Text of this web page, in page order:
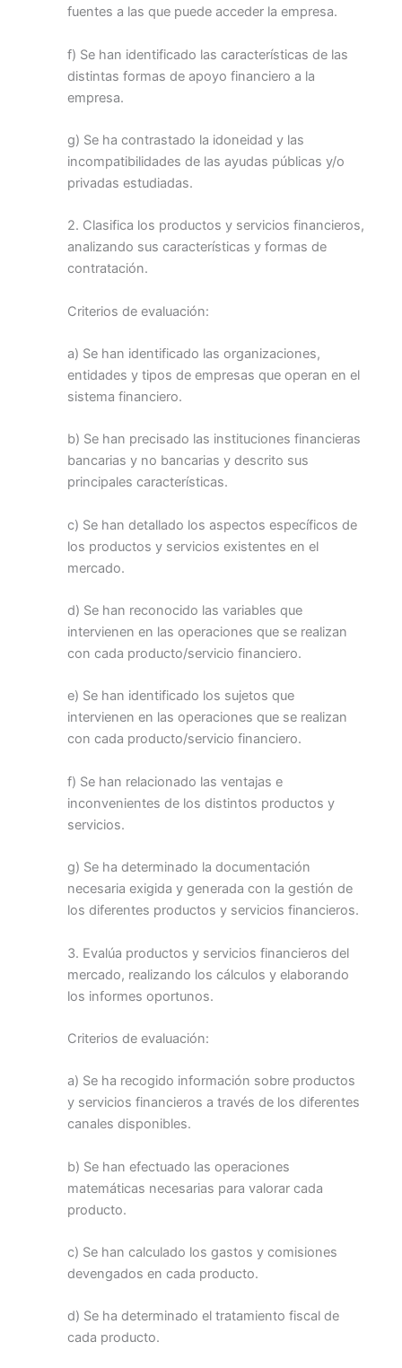
fuentes a las que puede acceder la empresa.
f) Se han identificado las características de las
distintas formas de apoyo financiero a la
empresa.
g) Se ha contrastado la idoneidad y las
incompatibilidades de las ayudas públicas y/o
privadas estudiadas.
2. Clasifica los productos y servicios financieros,
analizando sus características y formas de
contratación.
Criterios de evaluación:
a) Se han identificado las organizaciones,
entidades y tipos de empresas que operan en el
sistema financiero.
b) Se han precisado las instituciones financieras
bancarias y no bancarias y descrito sus
principales características.
c) Se han detallado los aspectos específicos de
los productos y servicios existentes en el
mercado.
d) Se han reconocido las variables que
intervienen en las operaciones que se realizan
con cada producto/servicio financiero.
e) Se han identificado los sujetos que
intervienen en las operaciones que se realizan
con cada producto/servicio financiero.
f) Se han relacionado las ventajas e
inconvenientes de los distintos productos y
servicios.
g) Se ha determinado la documentación
necesaria exigida y generada con la gestión de
los diferentes productos y servicios financieros.
3. Evalúa productos y servicios financieros del
mercado, realizando los cálculos y elaborando
los informes oportunos.
Criterios de evaluación:
a) Se ha recogido información sobre productos
y servicios financieros a través de los diferentes
canales disponibles.
b) Se han efectuado las operaciones
matemáticas necesarias para valorar cada
producto.
c) Se han calculado los gastos y comisiones
devengados en cada producto.
d) Se ha determinado el tratamiento fiscal de
cada producto.